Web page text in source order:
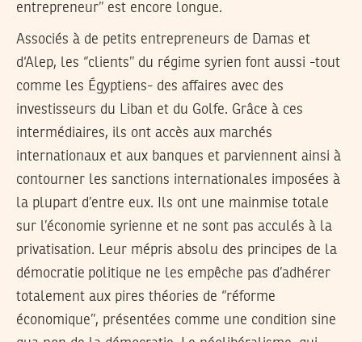
entrepreneur’’ est encore longue.
Associés à de petits entrepreneurs de Damas et
d‘Alep, les ‘’clients’’ du régime syrien font aussi -tout
comme les Égyptiens- des affaires avec des
investisseurs du Liban et du Golfe. Grâce à ces
intermédiaires, ils ont accès aux marchés
internationaux et aux banques et parviennent ainsi à
contourner les sanctions internationales imposées à
la plupart d’entre eux. Ils ont une mainmise totale
sur l’économie syrienne et ne sont pas acculés à la
privatisation. Leur mépris absolu des principes de la
démocratie politique ne les empêche pas d’adhérer
totalement aux pires théories de ‘’réforme
économique’’, présentées comme une condition sine